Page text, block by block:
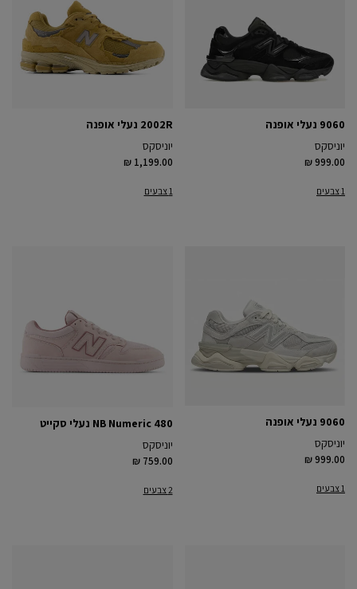
9060 נעלי אופנה
יוניסקס
₪ 999.00
1 צבעים
2002R נעלי אופנה
יוניסקס
₪ 1,199.00
1 צבעים
9060 נעלי אופנה
יוניסקס
₪ 999.00
1 צבעים
NB Numeric 480 נעלי סקייט
יוניסקס
₪ 759.00
2 צבעים